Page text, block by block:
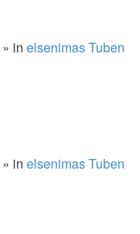
» in elsenimas Tuben
» in elsenimas Tuben